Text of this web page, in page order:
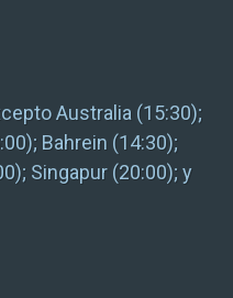
Australia (15:30);
Bahrein (14:30);
Singapur (20:00); y